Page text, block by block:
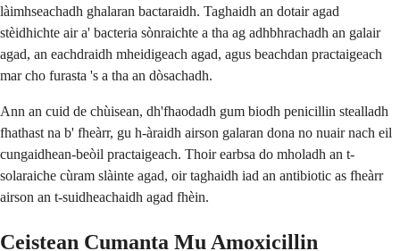
làimhseachadh ghalaran bactaraidh. Taghaidh an dotair agad
stèidhichte air a' bacteria sònraichte a tha ag adhbhrachadh an galair
agad, an eachdraidh mheidigeach agad, agus beachdan practaigeach
mar cho furasta 's a tha an dòsachadh.
Ann an cuid de chùisean, dh'fhaodadh gum biodh penicillin stealladh
fhathast na b' fheàrr, gu h-àraidh airson galaran dona no nuair nach eil
cungaidhean-beòil practaigeach. Thoir earbsa do mholadh an t-
solaraiche cùram slàinte agad, oir taghaidh iad an antibiotic as fheàrr
airson an t-suidheachaidh agad fhèin.
Ceistean Cumanta Mu Amoxicillin